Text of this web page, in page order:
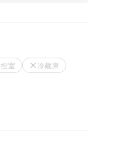
控室
冷蔵庫